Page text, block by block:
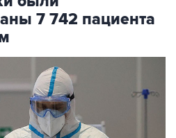
7 742 пациента